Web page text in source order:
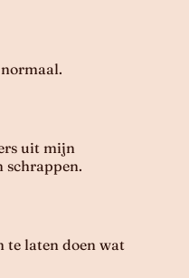
uit mijn
schrappen.
te laten doen wat